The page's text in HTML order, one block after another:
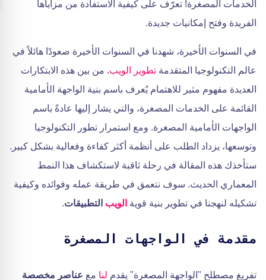
الخدمات المصغرة! تعرّف على كيفية الاستفادة من مزاياها
الفريدة وفتح إمكانيات جديدة.
في السنوات الأخيرة، شهدنا في السنوات الأخيرة صعودًا هائلاً في
عالم التكنولوجيا المتقدمة تطوير الويب. من بين هذه الابتكارات
العديدة مفهوم مثير للاهتمام يُعرف باسم بنية الواجهة الأمامية
القائمة على الخدمات المصغرة، والتي يشار إليها عادةً باسم
الواجهات الأمامية المصغرة. ومع استمرار تطور التكنولوجيا
وتوسعها، يزداد الطلب على أنظمة أكثر كفاءة وفعالية بشكل كبير.
ستأخذك هذه المقالة في رحلة ثاقبة لاستكشاف هذا النمط
المعماري الحديث. سوف نتعمق في طريقة عمله وفوائده وكيفية
تشكيله لنهجنا في تطوير بنية قوية الويب التطبيقات.
مقدمة في الواجهات المصغرة
تفريغ مصطلح "الواجهة المصغرة" يقدم لنا مع عناصر مخصصة